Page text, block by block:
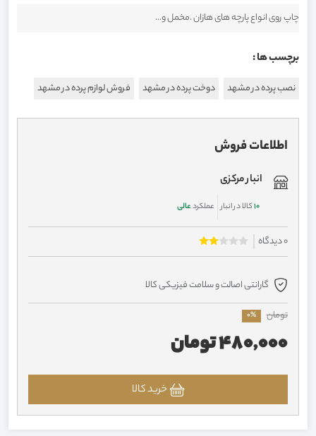
چاپ روی انواع پارچه های هازان .مخمل و...
برچسب ها :
نصب پرده در مشهد دوخت پرده در مشهد فروش لوازم پرده در مشهد
اطلاعات فروش
انبار مرکزی
10کالا در انبار عملکردعالی
0 دیدگاه
گارانتی اصالت و سلامت فیزیکی کالا
تومان 0%
480,000 تومان
خرید کالا